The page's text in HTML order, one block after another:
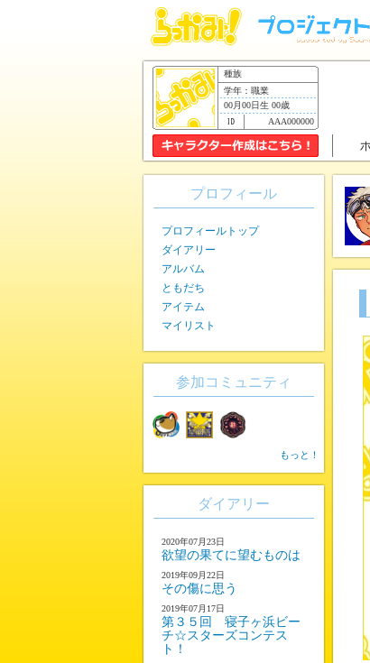
種族
学年：職業
00月00日生 00歳
AAA000000
プロフィール
プロフィールトップ
ダイアリー
アルバム
ともだち
アイテム
マイリスト
参加コミュニティ
もっと！
ダイアリー
2020年07月23日
欲望の果てに望むものは
2019年09月22日
その傷に思う
2019年07月17日
第３５回 寝子ヶ浜ビー
チ☆スターズコンテス
ト！